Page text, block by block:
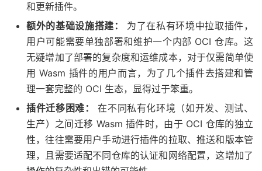
和更新插件。
额外的基础设施搭建：
为了在私有环境中拉取插件，
用户可能需要单独部署和维护一个内部 OCI 仓库。这
无疑增加了部署的复杂度和运维成本，对于仅需简单使
用 Wasm 插件的用户而言，为了几个插件去搭建和管
理一套完整的 OCI 生态，显得过于笨重。
插件迁移困难：
在不同私有化环境（如开发、测试、
生产）之间迁移 Wasm 插件时，由于 OCI 仓库的独立
性，往往需要用户手动进行插件的拉取、推送和版本管
理，且需要适配不同仓库的认证和网络配置，这增加了